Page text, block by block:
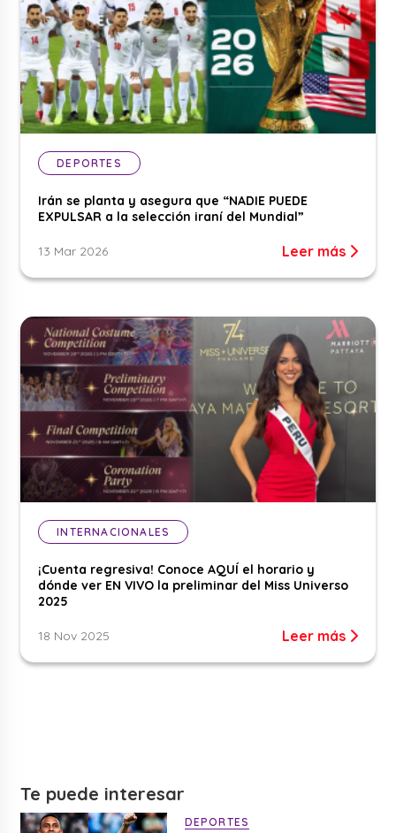
DEPORTES
Irán se planta y asegura que “NADIE PUEDE
EXPULSAR a la selección iraní del Mundial”
13 Mar 2026 Leer más
INTERNACIONALES
¡Cuenta regresiva! Conoce AQUÍ el horario y
dónde ver EN VIVO la preliminar del Miss Universo
2025
18 Nov 2025 Leer más
Te puede interesar
DEPORTES